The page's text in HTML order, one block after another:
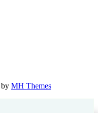
MH Themes